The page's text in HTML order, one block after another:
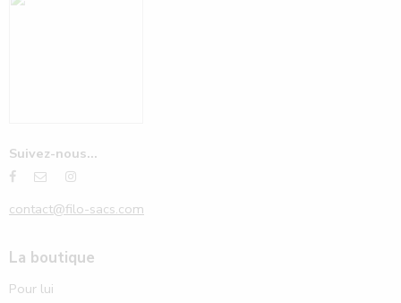
Suivez-nous...
contact@filo-sacs.com
La boutique
Pour lui